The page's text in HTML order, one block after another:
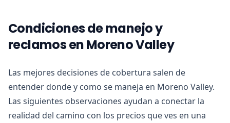
Condiciones de manejo y
reclamos en Moreno Valley
Las mejores decisiones de cobertura salen de
entender donde y como se maneja en Moreno Valley.
Las siguientes observaciones ayudan a conectar la
realidad del camino con los precios que ves en una